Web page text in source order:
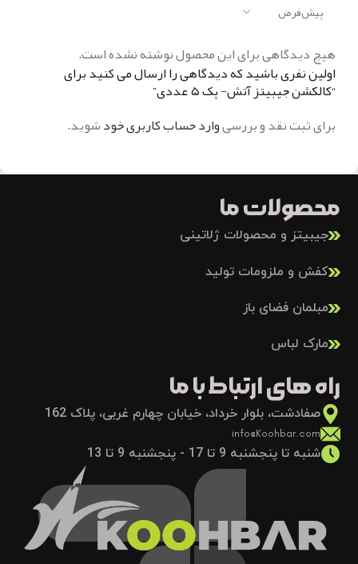
هیچ دیدگاهی برای این محصول نوشته نشده است.
اولین نفری باشید که دیدگاهی را ارسال می کنید برای
“کالکشن جیبیتز آتش- پک ۵ عددی”
برای ثبت نقد و بررسیوارد حساب کاربری خودشوید.
محصولات ما
جیبیتز و محصولات ژلاتینی
کفش و ملزومات تولید
مبلمان فضای باز
مارک لباس
راه های ارتباط با ما
صفادشت، بلوار خرداد، خیابان چهارم غربی، پلاک 162
info@Koohbar.com
شنبه تا پنجشنبه 9 تا 17 - پنجشنبه 9 تا 13